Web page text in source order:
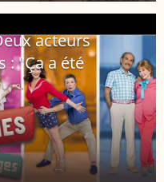
acteurs
: "Ça a été